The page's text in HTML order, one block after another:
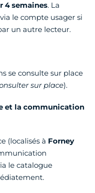
4 semaines. La
le compte usager si
un autre lecteur.
se consulte sur place
sur place).
et la communication
(localisés à Forney
le catalogue